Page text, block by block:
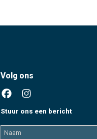
Volg ons
Stuur ons een bericht